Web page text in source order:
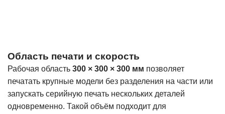
Область печати и скорость
Рабочая область 300 × 300 × 300 мм позволяет
печатать крупные модели без разделения на части или
запускать серийную печать нескольких деталей
одновременно. Такой объём подходит для